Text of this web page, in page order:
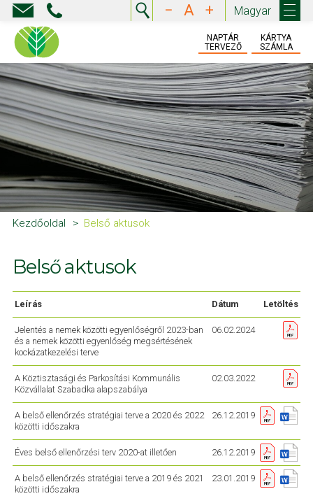
− A + Magyar
NAPTÁR
TERVEZŐ
KÁRTYA
SZÁMLA
Kezdőoldal Belső aktusok
Belső aktusok
Leírás Dátum Letöltés
Jelentés a nemek közötti egyenlőségről 2023-ban
és a nemek közötti egyenlőség megsértésének
kockázatkezelési terve
06.02.2024
A Köztisztasági és Parkosítási Kommunális
Közvállalat Szabadka alapszabálya
02.03.2022
A belső ellenőrzés stratégiai terve a 2020 és 2022
közötti időszakra
26.12.2019
Éves belső ellenőrzési terv 2020-at illetően 26.12.2019
A belső ellenőrzés stratégiai terve a 2019 és 2021
közötti időszakra
23.01.2019